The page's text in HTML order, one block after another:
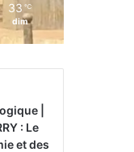
33 ℃
dim
|
: Le
et des